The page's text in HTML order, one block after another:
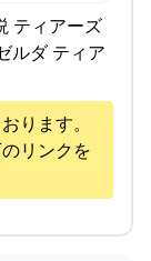
ティアーズ
ルダ ティア
ります。
リンクを